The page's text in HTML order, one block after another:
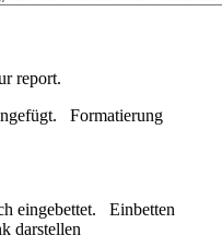
report.
Formatierung
eingebettet. Einbetten
darstellen